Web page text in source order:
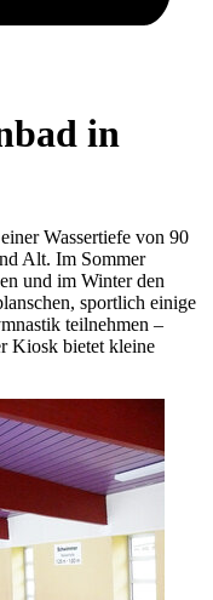
in
Wassertiefe von 90
Alt. Im Sommer
und im Winter den
sportlich einige
teilnehmen –
Kiosk bietet kleine